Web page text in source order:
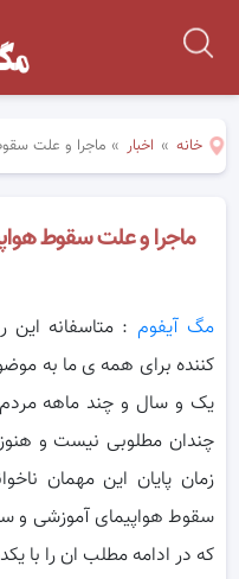
خانه » اخبار » ماجرا و علت
ماجرا و علت سقوط
مگ آیفوم : متاسفانه این
کننده برای همه ی ما به
یک و سال و چند ماهه
چندان مطلوبی نیست و
زمان پایان این مهمان
سقوط هواپیمای آموزشی و
که در ادامه مطلب ان را با